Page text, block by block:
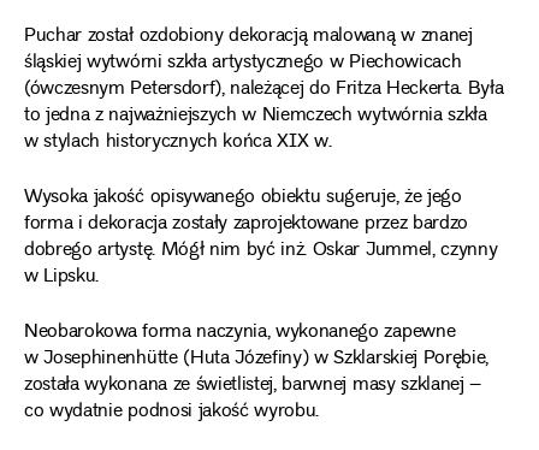
Puchar został ozdobiony dekoracją malowaną w znanej
śląskiej wytwórni szkła artystycznego w Piechowicach
(ówczesnym Petersdorf), należącej do Fritza Heckerta. Była
to jedna z najważniejszych w Niemczech wytwórnia szkła
w stylach historycznych końca XIX w.
Wysoka jakość opisywanego obiektu sugeruje, że jego
forma i dekoracja zostały zaprojektowane przez bardzo
dobrego artystę. Mógł nim być inż. Oskar Jummel, czynny
w Lipsku.
Neobarokowa forma naczynia, wykonanego zapewne
w Josephinenhütte (Huta Józefiny) w Szklarskiej Porębie,
została wykonana ze świetlistej, barwnej masy szklanej –
co wydatnie podnosi jakość wyrobu.